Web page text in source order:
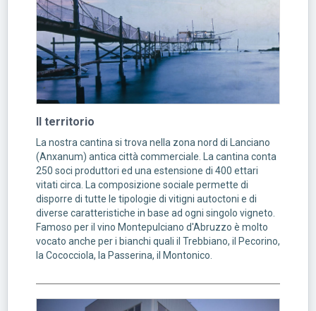
Il territorio
La nostra cantina si trova nella zona nord di Lanciano
(Anxanum) antica città commerciale. La cantina conta
250 soci produttori ed una estensione di 400 ettari
vitati circa. La composizione sociale permette di
disporre di tutte le tipologie di vitigni autoctoni e di
diverse caratteristiche in base ad ogni singolo vigneto.
Famoso per il vino Montepulciano d'Abruzzo è molto
vocato anche per i bianchi quali il Trebbiano, il Pecorino,
la Cococciola, la Passerina, il Montonico.